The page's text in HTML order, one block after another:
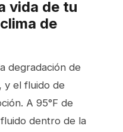
vida de tu
de
degradación de
y el fluido de
A 95°F de
dentro de la